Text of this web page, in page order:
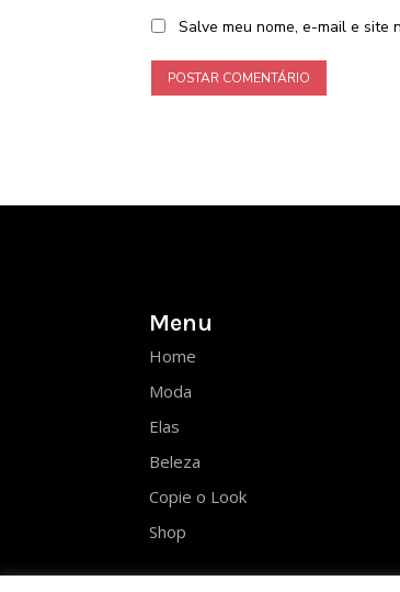
Salve meu nome, e-mail e site
Menu
Home
Moda
Elas
Beleza
Copie o Look
Shop